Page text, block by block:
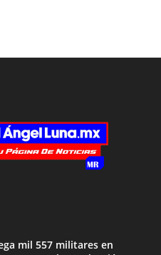
mil 557 militares en